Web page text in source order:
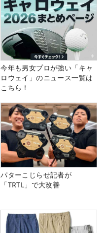
今年も男女プロが強い「キャ
ロウェイ」のニュース一覧は
こちら！
パターこじらせ記者が
「TRTL」で大改善